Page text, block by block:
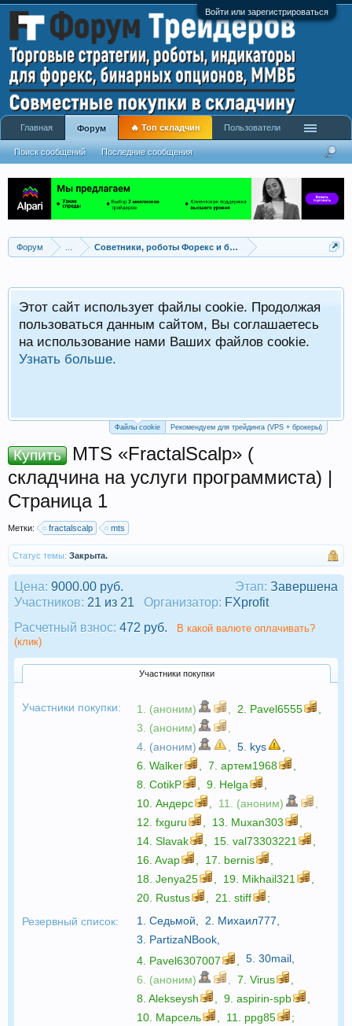
Войти или зарегистрироваться
Форум Советники, роботы Форекс и бинарных опционов
Этот сайт использует файлы cookie. Продолжая
пользоваться данным сайтом, Вы соглашаетесь
на использование нами Ваших файлов cookie.
Узнать больше.
Файлы cookie Рекомендуем для трейдинга (VPS + брокеры)
Купить
MTS «FractalScalp» (
складчина на услуги программиста) |
Страница 1
Метки: fractalscalp mts
Статус темы: Закрыта.
Этап: Завершена
Цена: 9000.00 руб.
Участников: 21 из 21 Организатор: FXprofit
Расчетный взнос: 472 руб.
В какой валюте оплачивать?
(клик)
Участники покупки
Участники покупки: 1. (аноним) 2. Pavel6555
3. (аноним)
4. (аноним)
5. kys
6. Walker 7. артем1968
8. CotikP 9. Helga
10. Андерс 11. (аноним)
12. fxguru 13. Muxan303
14. Slavak 15. val73303221
16. Avap 17. bernis
18. Jenya25 19. Mikhail321
20. Rustus 21. stiff
;
Резервный список:
1. Седьмой 2. Михаил777
3. PartizaNBook
4. Pavel6307007 5. 30mail
6. (аноним)
7. Virus
8. Alekseysh 9. aspirin-spb
10. Марсель 11. ppg85
;
Главная Форум
Поиск сообщений Последние сообщения
🔥 Топ складчин Пользователи